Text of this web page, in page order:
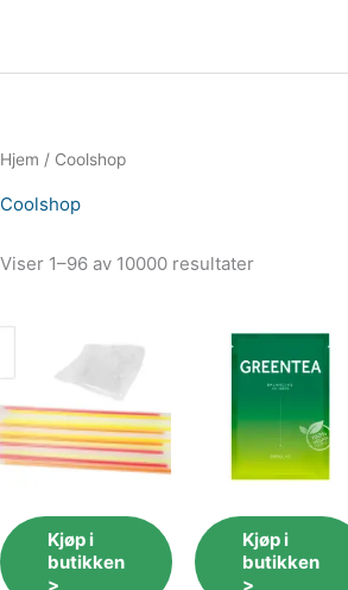
Hjem / Coolshop
Coolshop
Viser 1–96 av 10000 resultater
Kjøp i
butikken
>
Kjøp i
butikken
>